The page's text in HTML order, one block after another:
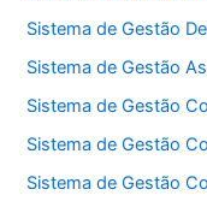
Sistema de Gestão
Sistema de Gestão
Sistema de Gestão
Sistema de Gestão
Sistema de Gestão